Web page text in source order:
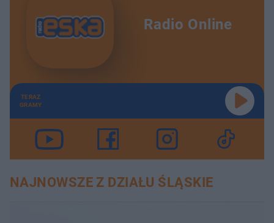
Radio Online
TERAZ
GRAMY
NAJNOWSZE Z DZIAŁU ŚLĄSKIE